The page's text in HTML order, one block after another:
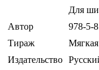
Для
Автор
978-5-
Тираж
Издательство